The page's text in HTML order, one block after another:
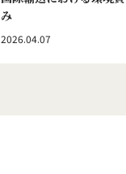
み
2026.04.07